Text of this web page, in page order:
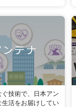
技術で、日本アン
活をお届けしてい